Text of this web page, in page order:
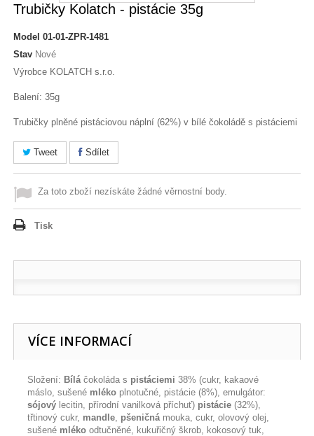
Trubičky Kolatch - pistácie 35g
Model 01-01-ZPR-1481
Stav Nové
Výrobce KOLATCH s.r.o.
Balení: 35g
Trubičky plněné pistáciovou náplní (62%) v bílé čokoládě s pistáciemi
Tweet Sdílet
Za toto zboží nezískáte žádné věrnostní body.
Tisk
VÍCE INFORMACÍ
Složení: Bílá čokoláda s pistáciemi 38% (cukr, kakaové
máslo, sušené mléko plnotučné, pistácie (8%), emulgátor:
sójový lecitin, přírodní vanilková příchuť) pistácie (32%),
třtinový cukr, mandle pšeničná mouka, cukr, olovový olej,
sušené mléko odtučněné, kukuřičný škrob, kokosový tuk,